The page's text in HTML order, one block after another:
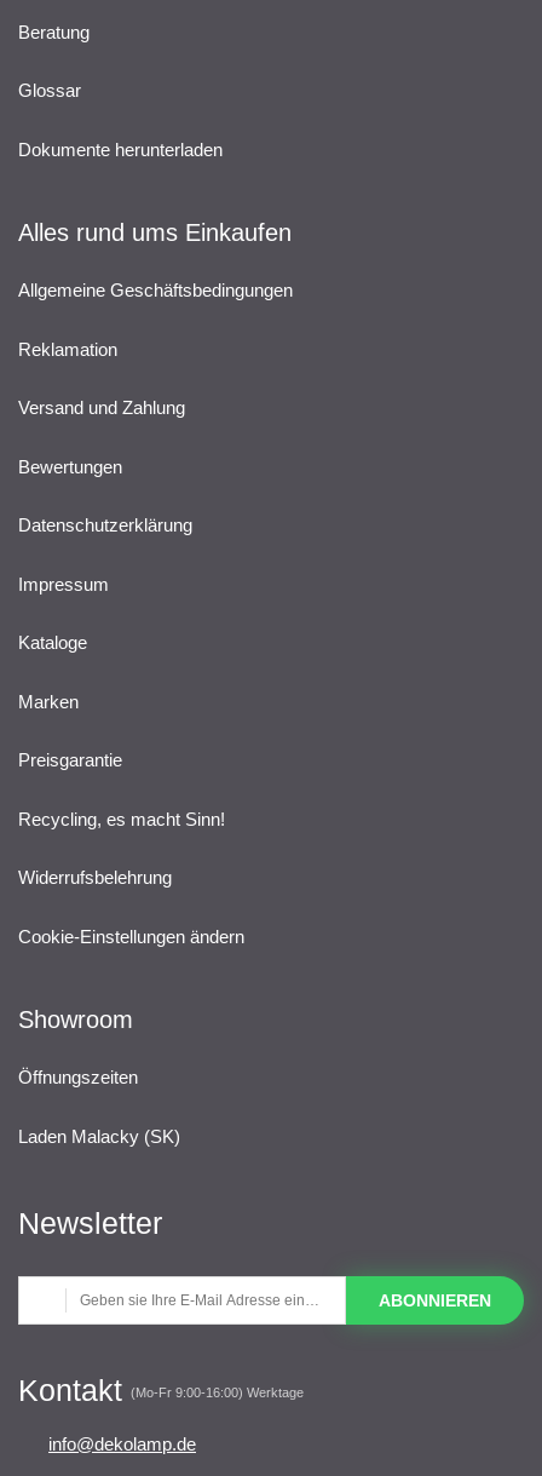
Beratung
Glossar
Dokumente herunterladen
Alles rund ums Einkaufen
Allgemeine Geschäftsbedingungen
Reklamation
Versand und Zahlung
Bewertungen
Datenschutzerklärung
Impressum
Kataloge
Marken
Preisgarantie
Recycling, es macht Sinn!
Widerrufsbelehrung
Cookie-Einstellungen ändern
Showroom
Öffnungszeiten
Laden Malacky (SK)
Newsletter
ABONNIEREN
Kontakt (Mo-Fr 9:00-16:00) Werktage
info@dekolamp.de